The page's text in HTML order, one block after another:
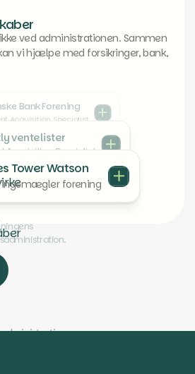
ved administrationen. Sammen
vi hjælpe med forsikringer, bank,
Tower Watson
forening
ventelister
Acquisition Specialist
Bank Forening
Acquisition Specialist